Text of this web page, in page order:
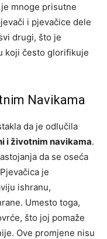
mnoge prisutne
i pjevačice dele
drugi, što je
koji često glorifikuje
Navikama
da je odlučila
i životnim navikama.
da se oseća
je
ishranu,
Umesto toga,
što joj pomaže
Ove promjene nisu